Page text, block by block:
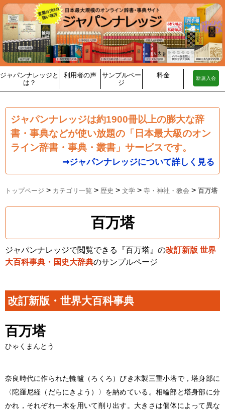
ジャパンナレッジと
は？
利用者の声
サンプルペー
ジ
料金 新規入会
ジャパンナレッジは約1900冊以上の膨大な辞
書・事典などが使い放題の「日本最大級のオン
ライン辞書・事典・叢書」サービスです。
➞ジャパンナレッジについて詳しく見る
トップページ > カテゴリ一覧 > 歴史 > 文学 > 寺・神社・教会 > 百万塔
百万塔
ジャパンナレッジで閲覧できる『百万塔』の改訂新版 世界
大百科事典・国史大辞典のサンプルページ
改訂新版・世界大百科事典
百万塔
ひゃくまんとう
奈良時代に作られた轆轤（ろくろ）びき木製三重小塔で，塔身部に
〈陀羅尼経（だらにきよう）〉を納めている。相輪部と塔身部に分
かれ，それぞれ一木を用いて削り出す。大きさは個体によって異な